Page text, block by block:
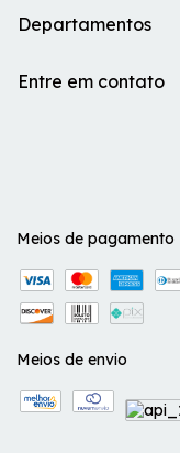
Departamentos
Entre em contato
Meios de pagamento
Meios de envio